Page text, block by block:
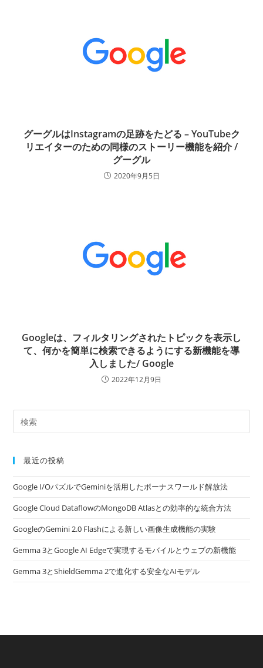
グーグルはInstagramの足跡をたどる – YouTubeク
リエイターのための同様のストーリー機能を紹介 /
グーグル
2020年9月5日
Googleは、フィルタリングされたトピックを表示し
て、何かを簡単に検索できるようにする新機能を導
入しました/ Google
2022年12月9日
最近の投稿
Google I/OパズルでGeminiを活用したボーナスワールド解放法
Google Cloud DataflowのMongoDB Atlasとの効率的な統合方法
GoogleのGemini 2.0 Flashによる新しい画像生成機能の実験
Gemma 3とGoogle AI Edgeで実現するモバイルとウェブの新機能
Gemma 3とShieldGemma 2で進化する安全なAIモデル